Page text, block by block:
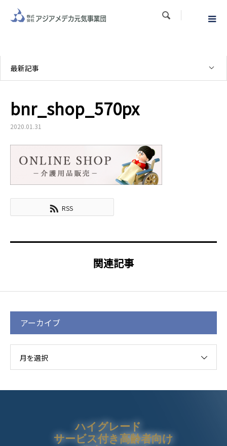

最新記事
bnr_shop_570px
2020.01.31
RSS
関連記事
アーカイブ
月を選択
ハイグレード
サービス付き高齢者向け